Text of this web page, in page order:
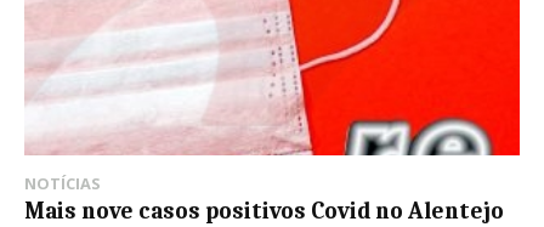
NOTÍCIAS
Mais nove casos positivos Covid no Alentejo